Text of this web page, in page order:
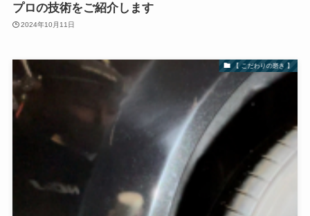
プロの技術をご紹介します
2024年10月11日
【 こだわりの磨き 】